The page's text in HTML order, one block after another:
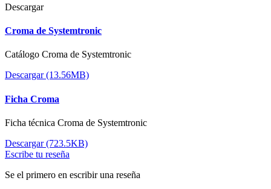
Descargar
Croma de Systemtronic
Catálogo Croma de Systemtronic
Descargar (13.56MB)
Ficha Croma
Ficha técnica Croma de Systemtronic
Descargar (723.5KB)
Escribe tu reseña
Se el primero en escribir una reseña